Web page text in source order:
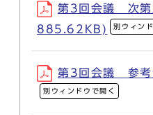
第3回会議 次第
885.62KB)
別ウィン
第3回会議 参
別ウィンドウで開く